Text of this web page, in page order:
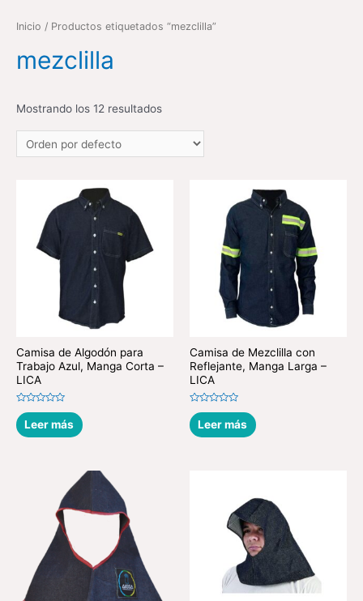
Inicio / Productos etiquetados “mezclilla”
mezclilla
Mostrando los 12 resultados
Camisa de Algodón para
Trabajo Azul, Manga Corta –
LICA
Valorado
en
0
de
Leer más
Camisa de Mezclilla con
Reflejante, Manga Larga –
LICA
Valorado
en
0
de
Leer más